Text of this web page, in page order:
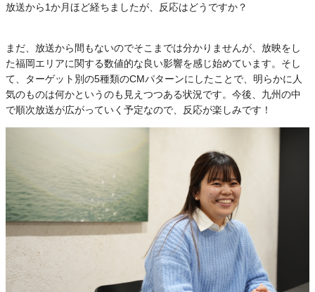
放送から1か月ほど経ちましたが、反応はどうですか？
まだ、放送から間もないのでそこまでは分かりませんが、放映をし
た福岡エリアに関する数値的な良い影響を感じ始めています。そし
て、ターゲット別の5種類のCMパターンにしたことで、明らかに人
気のものは何かというのも見えつつある状況です。今後、九州の中
で順次放送が広がっていく予定なので、反応が楽しみです！